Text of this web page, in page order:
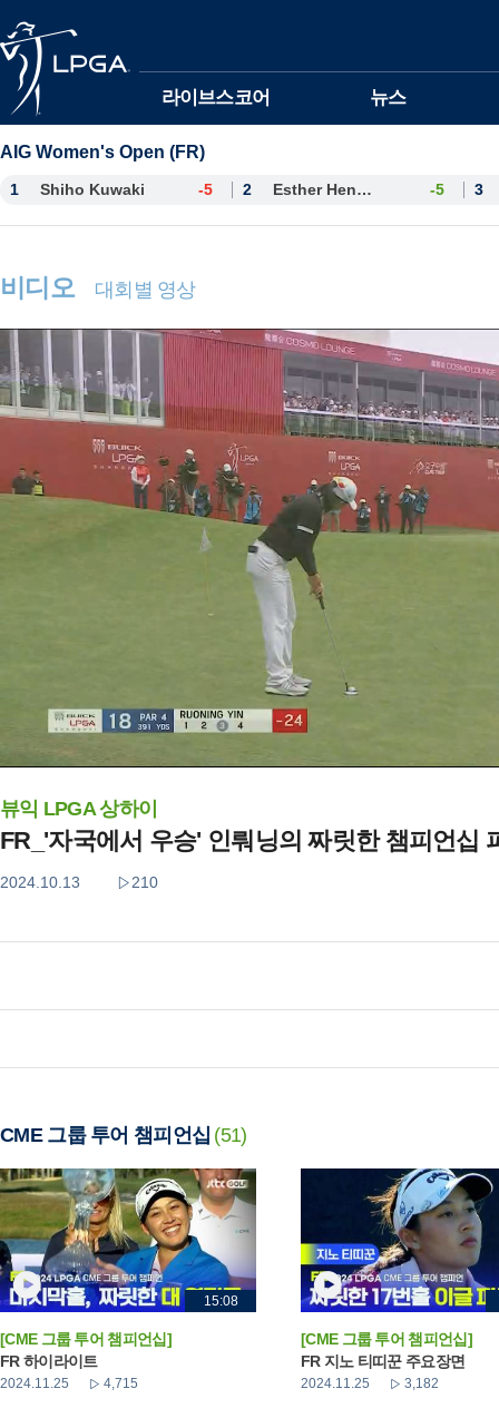
라이브스코어 뉴스
AIG Women's Open (FR)
1 Shiho Kuwaki -5 2 Esther Henseleit -5 3
비디오 대회별 영상
뷰익 LPGA 상하이
FR_'자국에서 우승' 인뤄닝의 짜릿한 챔피언십
2024.10.13 210
CME 그룹 투어 챔피언십 (51)
15:08
[CME 그룹 투어 챔피언십]
FR 하이라이트
2024.11.25 4,715
[CME 그룹 투어 챔피언십]
FR 지노 티띠꾼 주요장면
2024.11.25 3,182